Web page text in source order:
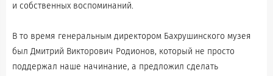
и собственных воспоминаний.
В то время генеральным директором Бахрушинского музея
был Дмитрий Викторович Родионов, который не просто
поддержал наше начинание, а предложил сделать